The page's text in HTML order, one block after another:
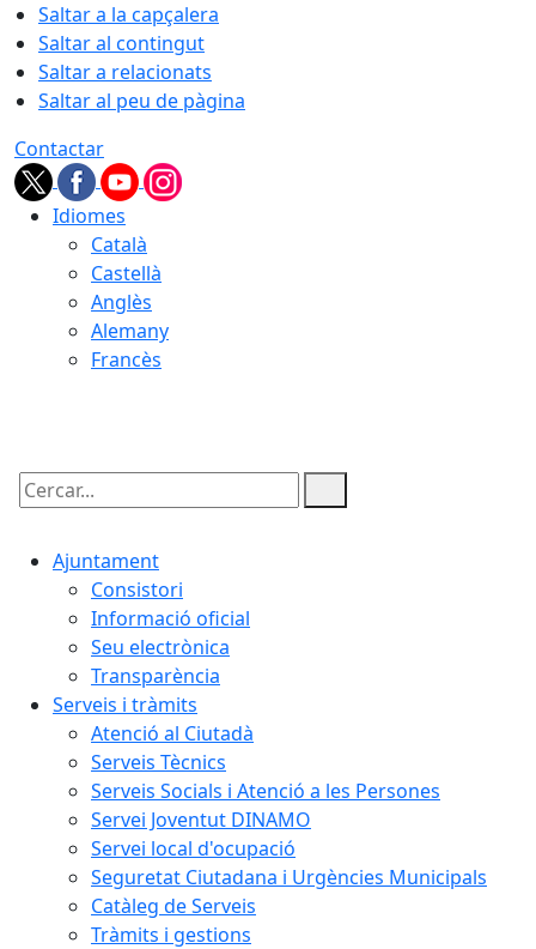
Saltar a la capçalera
Saltar al contingut
Saltar a relacionats
Saltar al peu de pàgina
Contactar
Idiomes
Català
Castellà
Anglès
Alemany
Francès
Cercar:
Ajuntament
Consistori
Informació oficial
Seu electrònica
Transparència
Serveis i tràmits
Atenció al Ciutadà
Serveis Tècnics
Serveis Socials i Atenció a les Persones
Servei Joventut DINAMO
Servei local d'ocupació
Seguretat Ciutadana i Urgències Municipals
Catàleg de Serveis
Tràmits i gestions